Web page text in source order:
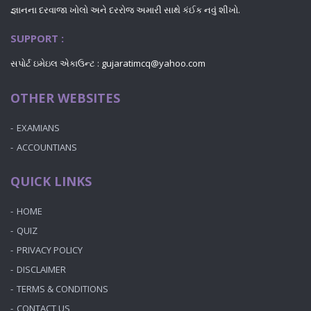
જ્ઞાનના દરવાજા ખોલો અને દરરોજ અમારી સાથે કંઈક નવું શીખો.
SUPPORT :
સપોર્ટ ઇમેઇલ એકાઉન્ટ : gujaratimcq@yahoo.com
OTHER WEBSITES
EXAMIANS
ACCOUNTIANS
QUICK LINKS
HOME
QUIZ
PRIVACY POLICY
DISCLAIMER
TERMS & CONDITIONS
CONTACT US